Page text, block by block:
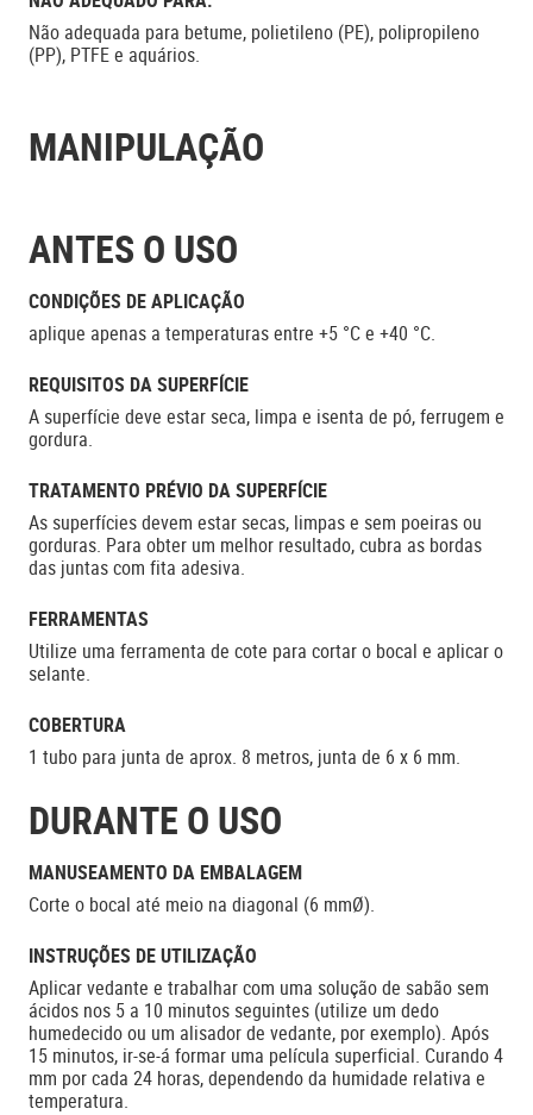
Não adequada para betume, polietileno (PE), polipropileno
(PP), PTFE e aquários.
MANIPULAÇÃO
ANTES O USO
CONDIÇÕES DE APLICAÇÃO
aplique apenas a temperaturas entre +5 °C e +40 °C.
REQUISITOS DA SUPERFÍCIE
A superfície deve estar seca, limpa e isenta de pó, ferrugem e
gordura.
TRATAMENTO PRÉVIO DA SUPERFÍCIE
As superfícies devem estar secas, limpas e sem poeiras ou
gorduras. Para obter um melhor resultado, cubra as bordas
das juntas com fita adesiva.
FERRAMENTAS
Utilize uma ferramenta de cote para cortar o bocal e aplicar o
selante.
COBERTURA
1 tubo para junta de aprox. 8 metros, junta de 6 x 6 mm.
DURANTE O USO
MANUSEAMENTO DA EMBALAGEM
Corte o bocal até meio na diagonal (6 mmØ).
INSTRUÇÕES DE UTILIZAÇÃO
Aplicar vedante e trabalhar com uma solução de sabão sem
ácidos nos 5 a 10 minutos seguintes (utilize um dedo
humedecido ou um alisador de vedante, por exemplo). Após
15 minutos, ir-se-á formar uma película superficial. Curando 4
mm por cada 24 horas, dependendo da humidade relativa e
temperatura.